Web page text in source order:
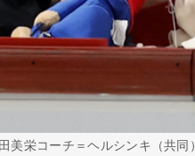
栄コーチ＝ヘルシンキ（共同）